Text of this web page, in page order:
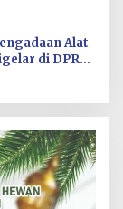
Alat
di DPRD